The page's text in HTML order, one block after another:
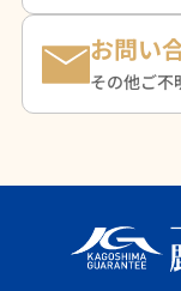
お問い
その他ご不